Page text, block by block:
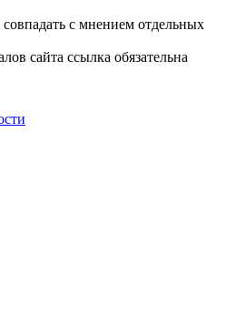
с мнением отдельных
сайта ссылка обязательна